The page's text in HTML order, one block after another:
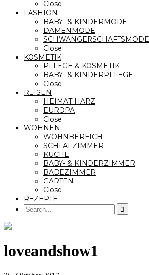
Close
FASHION
BABY- & KINDERMODE
DAMENMODE
SCHWANGERSCHAFTSMODE
Close
KOSMETIK
PFLEGE & KOSMETIK
BABY- & KINDERPFLEGE
Close
REISEN
HEIMAT HARZ
EUROPA
Close
WOHNEN
WOHNBEREICH
SCHLAFZIMMER
KÜCHE
BABY- & KINDERZIMMER
BADEZIMMER
GARTEN
Close
REZEPTE
loveandshow1